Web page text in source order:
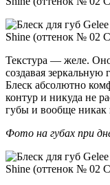
Текстура — желе.
создавая зеркальную
Блеск абсолютно
контур и никуда не
губы и вообще
Фото на губах при